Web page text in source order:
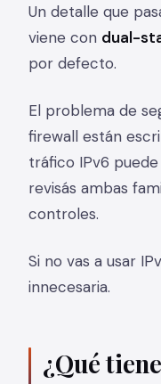
Un detalle que
viene con dual-
por defecto.
El problema de
firewall están
tráfico IPv6
revisás ambas
controles.
Si no vas a usar
innecesaria.
¿Qué